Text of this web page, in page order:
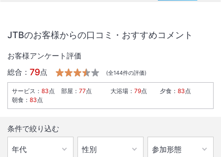
JTBのお客様からの口コミ・おすすめコメント
お客様アンケート評価
総合： 79点 (全144件の評価)
サービス ： 83点 部屋 ： 77点 大浴場 ： 79点 夕食 ： 83点
朝食 ： 83点
条件で絞り込む